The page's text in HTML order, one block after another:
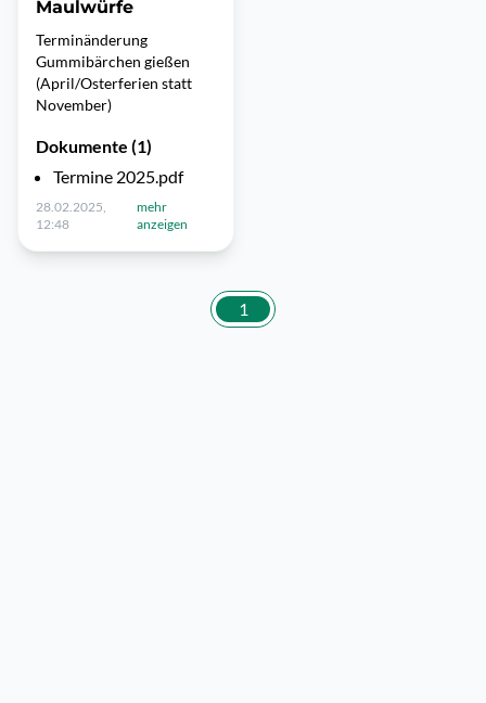
Maulwürfe
Terminänderung
Gummibärchen gießen
(April/Osterferien statt
November)
Dokumente (1)
Termine 2025.pdf
28.02.2025,
12:48
mehr
anzeigen
1